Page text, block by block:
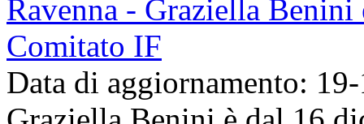
Ravenna - Graziella
Comitato IF
Data di aggiornamento: